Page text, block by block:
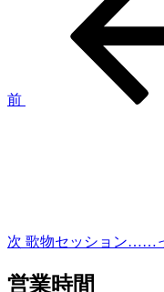
ゲ
前
次 歌物セッション……
営業時間